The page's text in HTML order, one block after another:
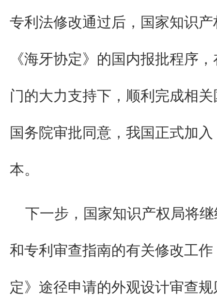
专利法修改通过后，国家知识
《海牙协定》的国内报批程序
门的大力支持下，顺利完成相
国务院审批同意，我国正式加
本。
下一步，国家知识产权局将
和专利审查指南的有关修改工
定》途径申请的外观设计审查